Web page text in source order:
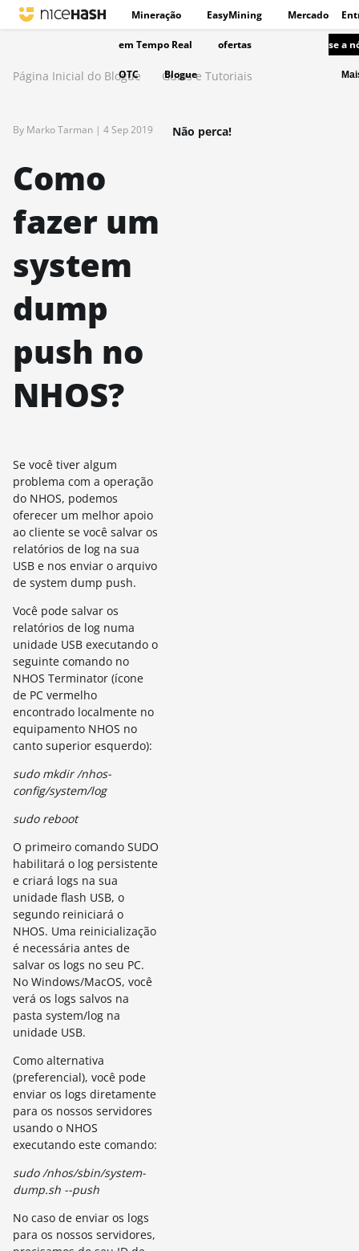
Mineração EasyMining Mercado
em Tempo Real ofertas
OTC Blogue
se a
Página Inicial do Blogue Guias e Tutoriais
By Marko Tarman | 4 Sep 2019
Como
fazer um
system
dump
push no
NHOS?
Se você tiver algum
problema com a operação
do NHOS, podemos
oferecer um melhor apoio
ao cliente se você salvar os
relatórios de log na sua
USB e nos enviar o arquivo
de system dump push.
Você pode salvar os
relatórios de log numa
unidade USB executando o
seguinte comando no
NHOS Terminator (ícone
de PC vermelho
encontrado localmente no
equipamento NHOS no
canto superior esquerdo):
sudo mkdir /nhos-
config/system/log
sudo reboot
O primeiro comando SUDO
habilitará o log persistente
e criará logs na sua
unidade flash USB, o
segundo reiniciará o
NHOS. Uma reinicialização
é necessária antes de
salvar os logs no seu PC.
No Windows/MacOS, você
verá os logs salvos na
pasta system/log na
unidade USB.
Como alternativa
(preferencial), você pode
enviar os logs diretamente
para os nossos servidores
usando o NHOS
executando este comando:
sudo /nhos/sbin/system-
dump.sh --push
No caso de enviar os logs
para os nossos servidores,
Não perca!